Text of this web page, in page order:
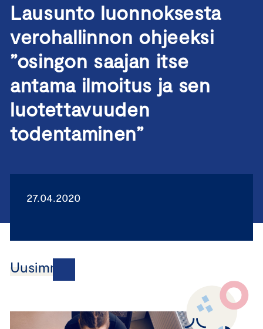
Lausunto luonnoksesta
verohallinnon ohjeeksi
”osingon saajan itse
antama ilmoitus ja sen
luotettavuuden
todentaminen”
27.04.2020
Uusimmat